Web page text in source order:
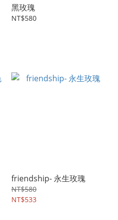
黑玫瑰
NT$580
friendship- 永生玫瑰
NT$580
NT$533